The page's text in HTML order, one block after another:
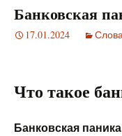
Банковская
17.01.2024
Что такое
Банковская паника